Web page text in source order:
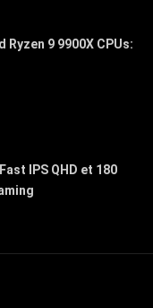
Ryzen 9 9900X CPUs:
IPS QHD et 180